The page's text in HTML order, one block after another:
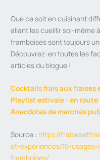
Que ce soit en cuisinant
allant les cueillir soi-même
framboises sont toujours
Découvrez-en toutes les
articles du blogue !
Cocktails frais aux fraises
Playlist estivale : en
Anecdotes de marchés
Source : https://
et-experiences/10-
framboises/